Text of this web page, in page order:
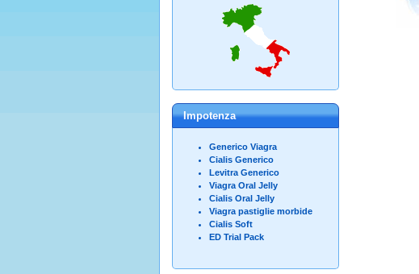
Impotenza
Generico Viagra
Cialis Generico
Levitra Generico
Viagra Oral Jelly
Cialis Oral Jelly
Viagra pastiglie morbide
Cialis Soft
ED Trial Pack